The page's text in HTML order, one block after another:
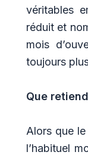
véritables
réduit et
mois
toujours
Que
Alors que
l’habituel